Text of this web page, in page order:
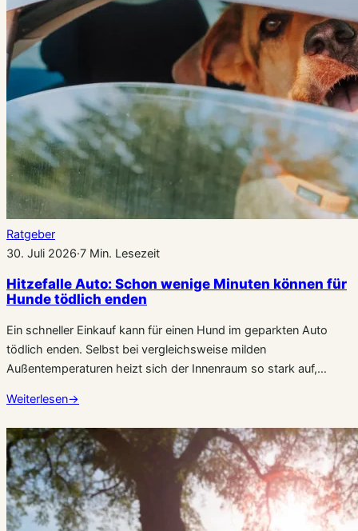
Ratgeber
30. Juli 2026·7 Min. Lesezeit
Hitzefalle Auto: Schon wenige Minuten können für
Hunde tödlich enden
Ein schneller Einkauf kann für einen Hund im geparkten Auto
tödlich enden. Selbst bei vergleichsweise milden
Außentemperaturen heizt sich der Innenraum so stark auf,…
Weiterlesen→